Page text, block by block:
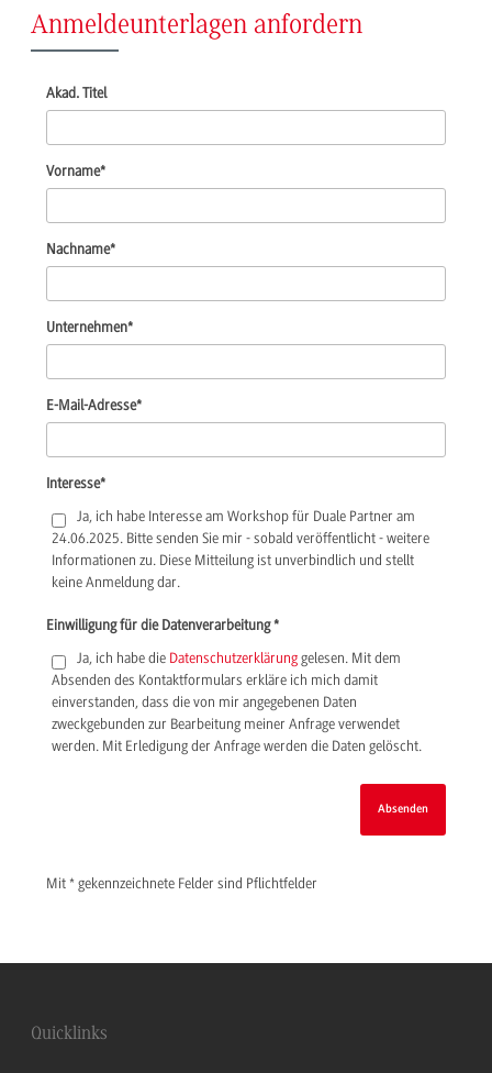
Anmeldeunterlagen anfordern
Akad. Titel
Vorname*
Nachname*
Unternehmen*
E-Mail-Adresse*
Interesse*
Ja, ich habe Interesse am Workshop für Duale Partner am
24.06.2025. Bitte senden Sie mir - sobald veröffentlicht - weitere
Informationen zu. Diese Mitteilung ist unverbindlich und stellt
keine Anmeldung dar.
Einwilligung für die Datenverarbeitung*
Ja, ich habe die Datenschutzerklärung gelesen. Mit dem
Absenden des Kontaktformulars erkläre ich mich damit
einverstanden, dass die von mir angegebenen Daten
zweckgebunden zur Bearbeitung meiner Anfrage verwendet
werden. Mit Erledigung der Anfrage werden die Daten gelöscht.
Mit * gekennzeichnete Felder sind Pflichtfelder
Quicklinks